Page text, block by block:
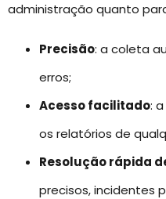
administração quanto
Precisão: a coleta
erros;
Acesso facilitado:
os relatórios de
Resolução rápida
precisos, incidentes